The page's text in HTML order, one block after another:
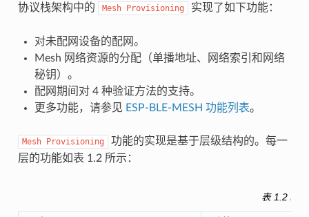
协议栈架构中的 Mesh Provisioning 实现了如下功能：
对未配网设备的配网。
Mesh 网络资源的分配（单播地址、网络索引和网络
秘钥）。
配网期间对 4 种验证方法的支持。
更多功能，请参见 ESP-BLE-MESH 功能列表。
Mesh Provisioning
功能的实现是基于层级结构的。每一
层的功能如表 1.2 所示：
表 1.2